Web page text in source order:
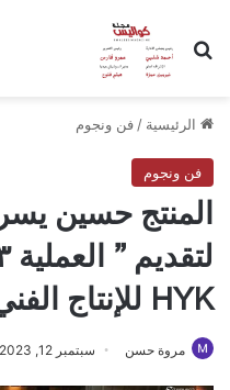
بحث عن
الرئيسية / فن ونجوم
فن ونجوم
المنتج حسين
HYK للإنتاج الفني
مروة حسن سبتمبر 12, 2023